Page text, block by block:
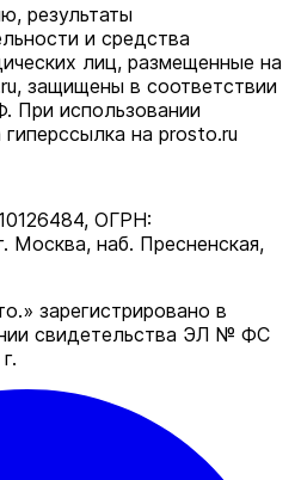
результаты
и средства
лиц, размещенные на
защищены в соответствии
При использовании
на prosto.ru
ОГРН:
Москва, наб. Пресненская,
зарегистрировано в
свидетельства ЭЛ № ФС